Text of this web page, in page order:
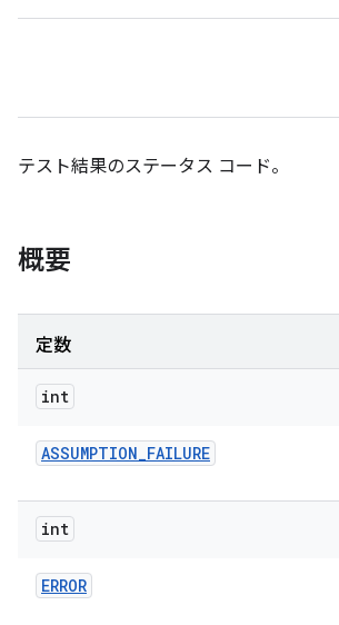
テスト結果のステータス コード。
概要
定数
int
ASSUMPTION_FAILURE
int
ERROR